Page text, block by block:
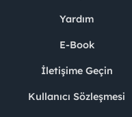
Yardım
E-Book
İletişime Geçin
Kullanıcı Sözleşmesi